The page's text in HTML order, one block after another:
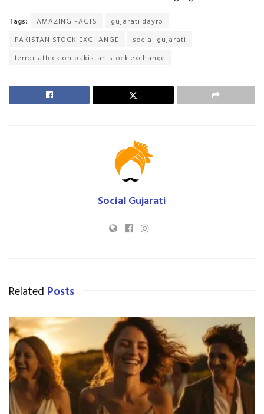
Tags: AMAZING FACTS
gujarati dayro
PAKISTAN STOCK EXCHANGE
social gujarati
terror atteck on pakistan stock exchange
Social Gujarati
Related Posts